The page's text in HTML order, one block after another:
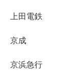
上田電鉄
京成
京浜急行